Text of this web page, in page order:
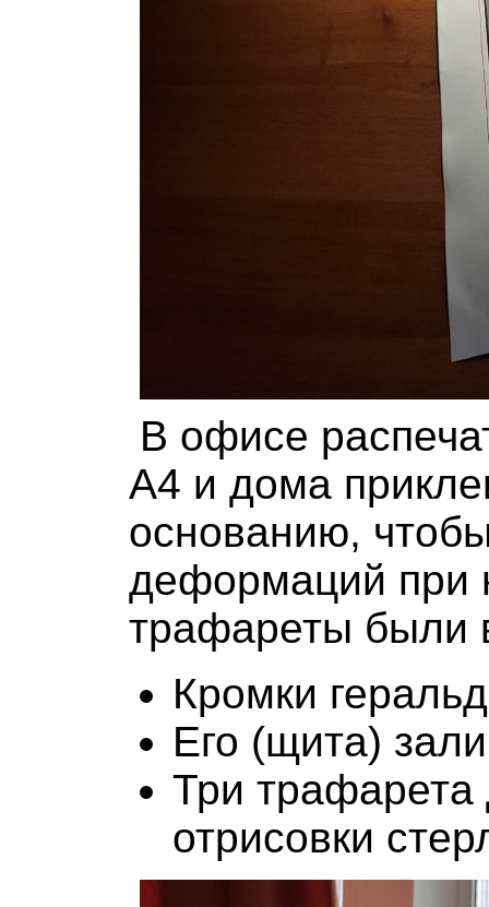
В офисе
А4 и дома
основанию,
деформаций при
трафареты были
Кромки
Его (щита)
Три трафарета
отрисовки